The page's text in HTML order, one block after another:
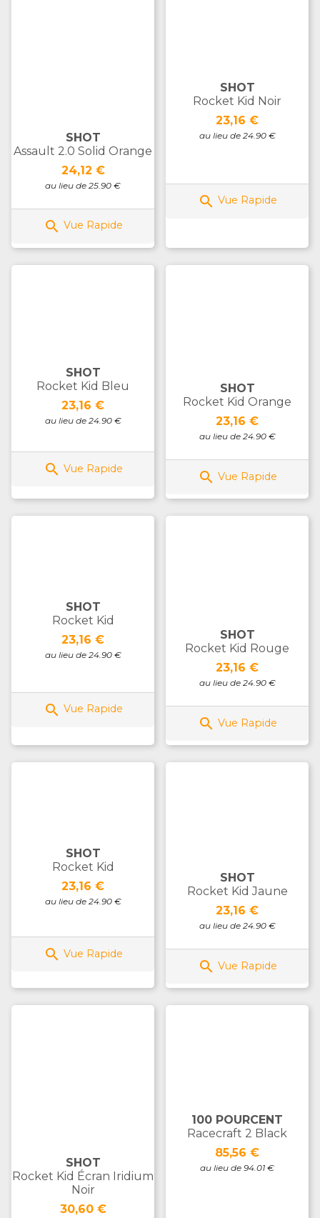
SHOT
Assault 2.0 Solid Orange
Prix
24,12 €
au lieu de 25.90 €
 Vue Rapide
SHOT
Rocket Kid Noir
Prix
23,16 €
au lieu de 24.90 €
 Vue Rapide
SHOT
Rocket Kid Bleu
Prix
23,16 €
au lieu de 24.90 €
 Vue Rapide
SHOT
Rocket Kid Orange
Prix
23,16 €
au lieu de 24.90 €
 Vue Rapide
SHOT
Rocket Kid
Prix
23,16 €
au lieu de 24.90 €
 Vue Rapide
SHOT
Rocket Kid Rouge
Prix
23,16 €
au lieu de 24.90 €
 Vue Rapide
SHOT
Rocket Kid
Prix
23,16 €
au lieu de 24.90 €
 Vue Rapide
SHOT
Rocket Kid Jaune
Prix
23,16 €
au lieu de 24.90 €
 Vue Rapide
SHOT
Rocket Kid Écran Iridium
Noir
Prix
30,60 €
100 POURCENT
Racecraft 2 Black
Prix
85,56 €
au lieu de 94.01 €